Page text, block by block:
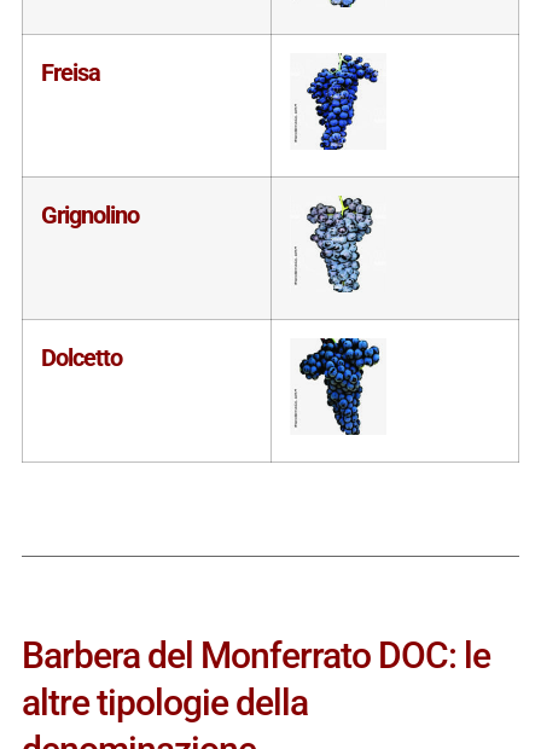
Freisa
Grignolino
Dolcetto
Barbera del Monferrato DOC: le
altre tipologie della